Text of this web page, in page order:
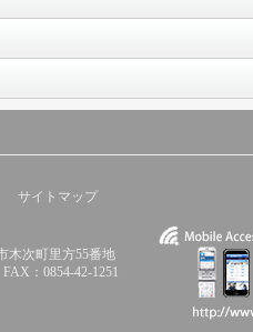
サイトマップ
木次町里方55番地
：0854-42-1251